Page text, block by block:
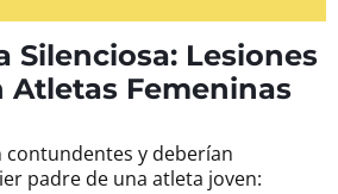
Silenciosa: Lesiones
Atletas Femeninas
contundentes y deberían
padre de una atleta joven: